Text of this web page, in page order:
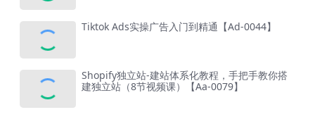
Tiktok Ads实操广告入门到精通【Ad-0044】
Shopify独立站-建站体系化教程，手把手教你搭
建独立站（8节视频课）【Aa-0079】